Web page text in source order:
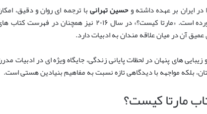
ایران بر عهده داشته وحسین تهرانیبا ترجمه ای روان و دقیق،
دسترسی مخاطبان فارسی زبان را به این اثر فراهم آورده است. «مارتا کیست؟» در سال ۲۰۱۶ نیز همچنان در فهرست
آن در میان علاقه مندان به ادبیات دارد.
های پنهان در لحظات پایانی زندگی، جایگاه ویژه ای در ادبیات
بلکه مواجهه با دیدگاهی تازه نسبت به مفاهیم بنیادین هستی است.
مارتا کیست؟